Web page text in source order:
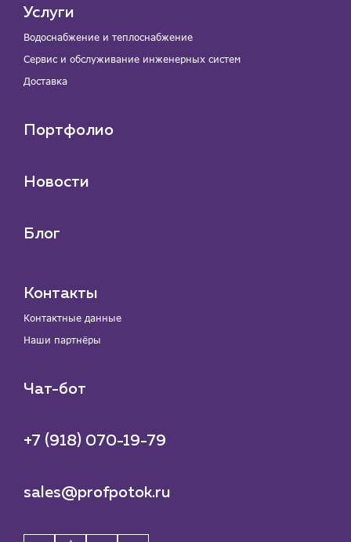
Услуги
Водоснабжение и теплоснабжение
Сервис и обслуживание инженерных систем
Доставка
Портфолио
Новости
Блог
Контакты
Контактные данные
Наши партнёры
Чат-бот
+7 (918) 070-19-79
sales@profpotok.ru